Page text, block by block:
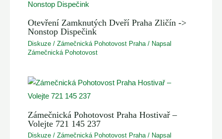
Otevření Zamknutých Dveří Praha Zličín ->
Nonstop Dispečink
Diskuze /Zámečnická Pohotovost Praha / Napsal
Zámečnická Pohotovost
Zámečnická Pohotovost Praha Hostivař –
Volejte 721 145 237
Diskuze /Zámečnická Pohotovost Praha/ Napsal